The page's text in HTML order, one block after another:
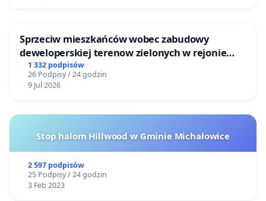
Sprzeciw mieszkańców wobec zabudowy
deweloperskiej terenow zielonych w rejonie
Bulwarów Straceńskich w Bielsku-Białej
1 332 podpisów
26 Podpisy / 24 godzin
9 Jul 2026
Stop halom Hillwood w Gminie Michałowice
2 597 podpisów
25 Podpisy / 24 godzin
3 Feb 2023